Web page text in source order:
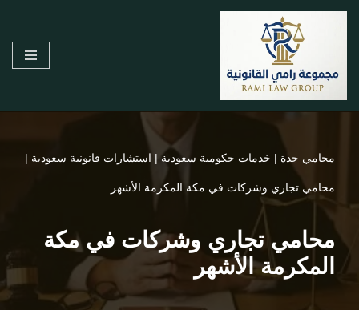
إلى
المحتوى
محامي جدة | خدمات حكومية سعودية | استشارات قانونية سعودية |
محامي تجاري وشركات في مكة المكرمة الأشهر
محامي تجاري وشركات في مكة
المكرمة الأشهر